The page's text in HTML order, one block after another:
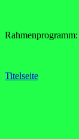
Titelseite